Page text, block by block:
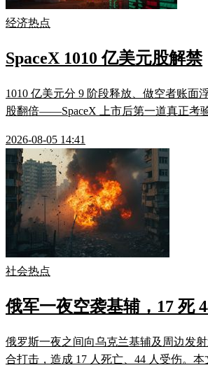
经济热点
SpaceX 1010 亿美元股解禁
1010 亿美元分 9 阶段释放、做空者账面
股翻倍——SpaceX 上市后第一道真正考
2026-08-05 14:41
社会热点
俄军一夜空袭基辅，17 死
俄罗斯一夜之间向乌克兰基辅及周边发
合打击，造成 17 人死亡、44 人受伤。